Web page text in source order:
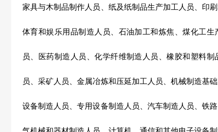
家具与木制品制作人员、纸及纸制品生产加工人员、印
体育和娱乐用品制造人员、石油加工和炼焦、煤化工
员、医药制造人员、化学纤维制造人员、橡胶和塑料
员、采矿人员、金属冶炼和压延加工人员、机械制造基
设备制造人员、专用设备制造人员、汽车制造人员、铁